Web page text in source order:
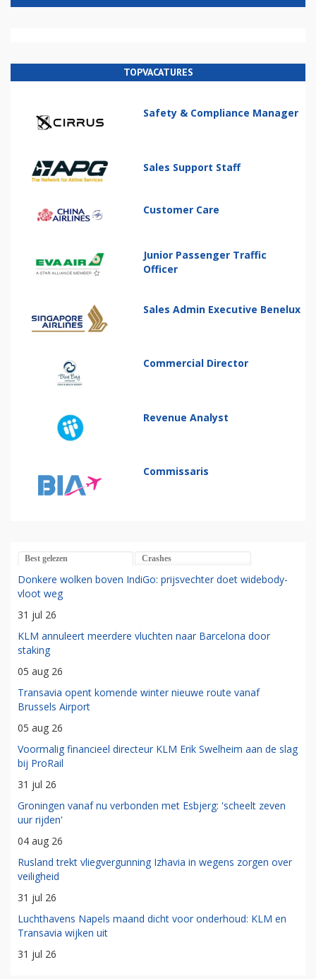
TOPVACATURES
Safety & Compliance Manager
Sales Support Staff
Customer Care
Junior Passenger Traffic
Officer
Sales Admin Executive Benelux
Commercial Director
Revenue Analyst
Commissaris
Best gelezen Crashes
Donkere wolken boven IndiGo: prijsvechter doet widebody-
vloot weg
31 jul 26
KLM annuleert meerdere vluchten naar Barcelona door
staking
05 aug 26
Transavia opent komende winter nieuwe route vanaf
Brussels Airport
05 aug 26
Voormalig financieel directeur KLM Erik Swelheim aan de slag
bij ProRail
31 jul 26
Groningen vanaf nu verbonden met Esbjerg: 'scheelt zeven
uur rijden'
04 aug 26
Rusland trekt vliegvergunning Izhavia in wegens zorgen over
veiligheid
31 jul 26
Luchthavens Napels maand dicht voor onderhoud: KLM en
Transavia wijken uit
31 jul 26